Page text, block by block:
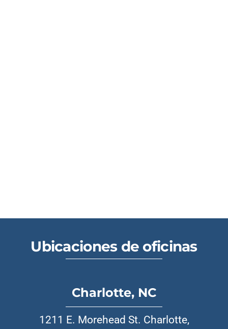
Ubicaciones de oficinas
Charlotte, NC
1211 E. Morehead St. Charlotte,